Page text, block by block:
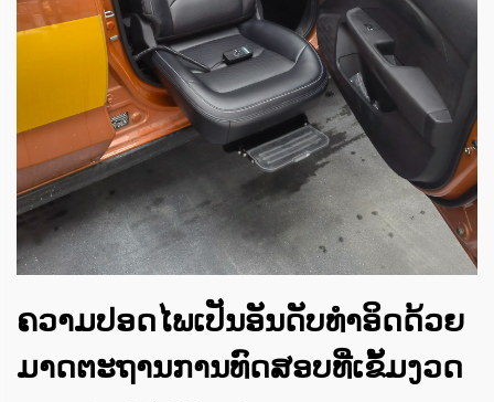
ຄວາມປອດໄພເປັນອັນດັບທຳອິດດ້ວຍ
ມາດຕະຖານການທົດສອບທີ່ເຂັ້ມງວດ